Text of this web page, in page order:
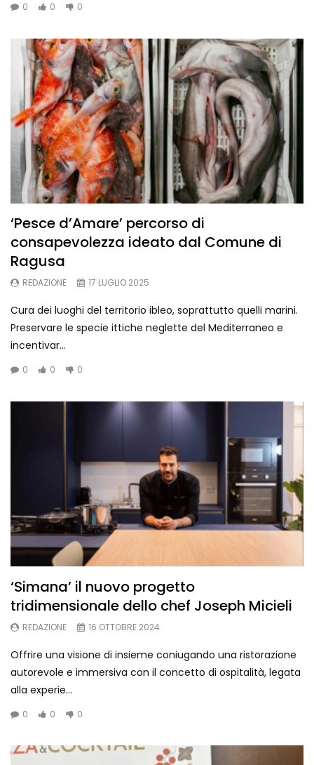
0 0 0
‘Pesce d’Amare’ percorso di
consapevolezza ideato dal Comune di
Ragusa
REDAZIONE 17 LUGLIO 2025
Cura dei luoghi del territorio ibleo, soprattutto quelli marini.
Preservare le specie ittiche neglette del Mediterraneo e
incentivar...
0 0 0
‘Simana’ il nuovo progetto
tridimensionale dello chef Joseph Micieli
REDAZIONE 16 OTTOBRE 2024
Offrire una visione di insieme coniugando una ristorazione
autorevole e immersiva con il concetto di ospitalità, legata
alla experie...
0 0 0